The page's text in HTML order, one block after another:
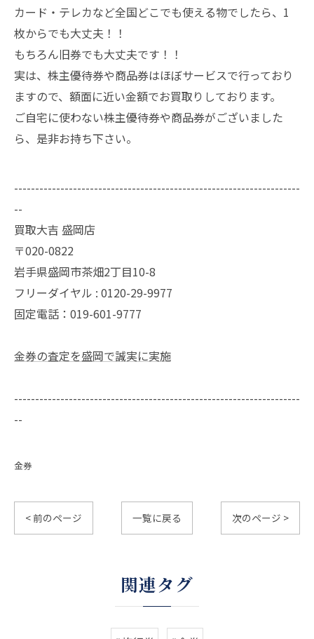
カード・テレカなど全国どこでも使える物でしたら、1
枚からでも大丈夫！！
もちろん旧券でも大丈夫です！！
実は、株主優待券や商品券はほぼサービスで行っており
ますので、額面に近い金額でお買取りしております。
ご自宅に使わない株主優待券や商品券がございました
ら、是非お持ち下さい。
--------------------------------------------------------------------
--
買取大吉 盛岡店
〒020-0822
岩手県盛岡市茶畑2丁目10-8
フリーダイヤル : 0120-29-9977
固定電話：019-601-9777
金券の査定を盛岡で誠実に実施
--------------------------------------------------------------------
--
金券
< 前のページ 一覧に戻る 次のページ >
関連タグ